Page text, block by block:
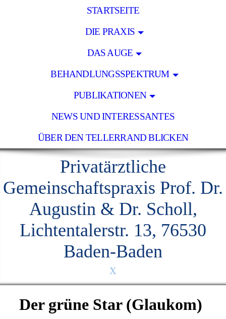
STARTSEITE
DIE PRAXIS
DAS AUGE
BEHANDLUNGSSPEKTRUM
PUBLIKATIONEN
NEWS UND INTERESSANTES
ÜBER DEN TELLERRAND BLICKEN
Privatärztliche
Gemeinschaftspraxis Prof. Dr.
Augustin & Dr. Scholl,
Lichtentalerstr. 13, 76530
Baden-Baden
x
Der grüne Star (Glaukom)